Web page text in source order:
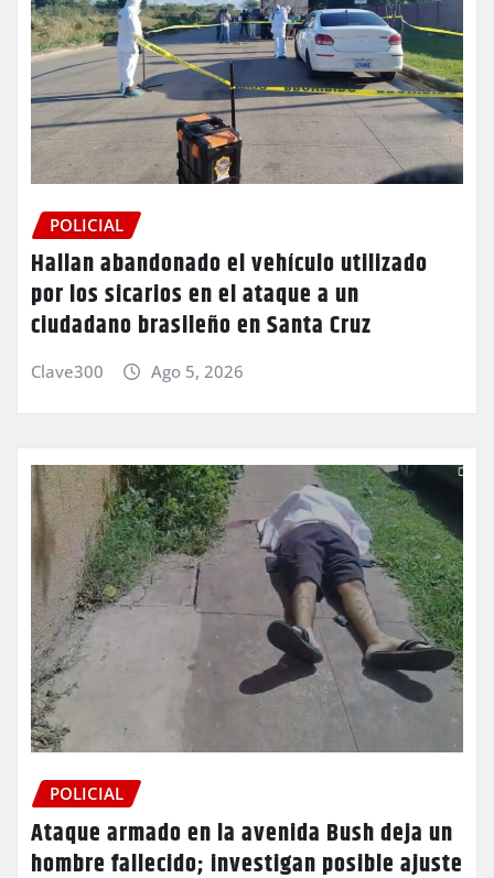
POLICIAL
Hallan abandonado el vehículo utilizado
por los sicarios en el ataque a un
ciudadano brasileño en Santa Cruz
Clave300 Ago 5, 2026
POLICIAL
Ataque armado en la avenida Bush deja un
hombre fallecido; investigan posible ajuste